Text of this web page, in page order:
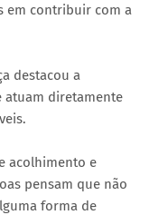
em contribuir com a
destacou a
atuam diretamente
acolhimento e
pensam que não
forma de